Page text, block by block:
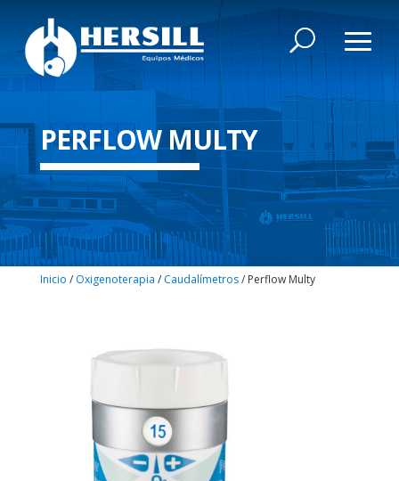
PERFLOW MULTY
Inicio / Oxigenoterapia / Caudalímetros/ Perflow Multy